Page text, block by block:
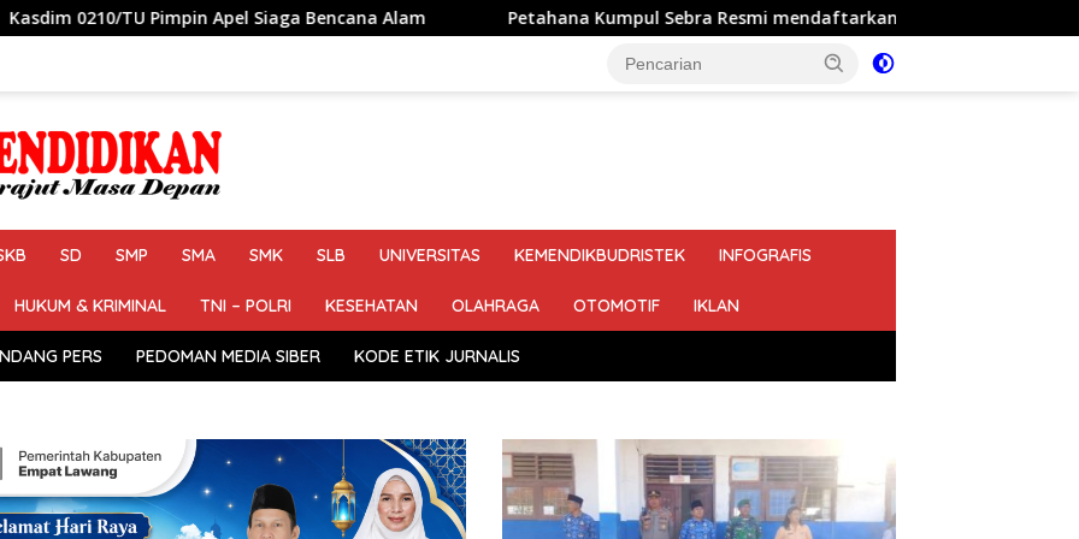
Apel Siaga Bencana Alam Petahana Kumpul Sebra Resmi mendaftarkan diri sebagai calon Kepala Desa Jejalen
SD SMP SMA SMK SLB UNIVERSITAS KEMENDIKBUDRISTEK INFOGRAFIS
HUKUM & KRIMINAL TNI – POLRI KESEHATAN OLAHRAGA OTOMOTIF IKLAN
PERS PEDOMAN MEDIA SIBER KODE ETIK JURNALIS